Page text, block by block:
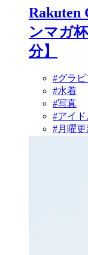
ンマガ
分】
#グラビ
#水着
#写真
#アイド
#月曜更